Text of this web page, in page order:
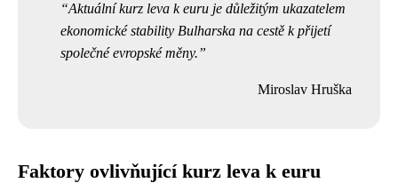
Aktuální kurz leva k euru je důležitým ukazatelem
ekonomické stability Bulharska na cestě k přijetí
společné evropské měny.
Miroslav Hruška
Faktory ovlivňující kurz leva k euru